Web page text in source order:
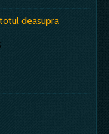
deasupra